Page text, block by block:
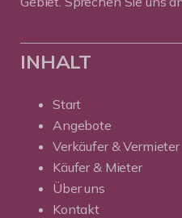
INHALT
Start
Angebote
Verkäufer & Vermieter
Käufer & Mieter
Über uns
Kontakt